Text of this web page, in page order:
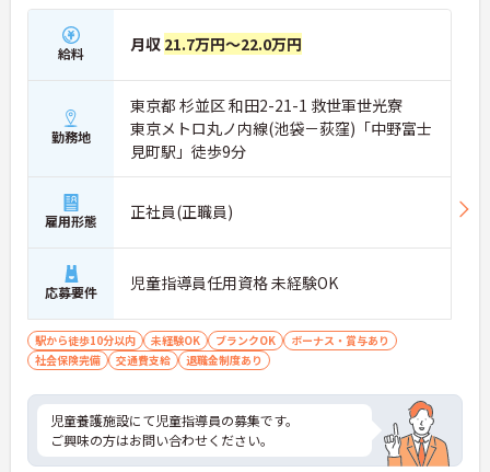
給料 月収 21.7万円～22.0万円
勤務地
東京都 杉並区 和田2-21-1 救世軍世光寮
東京メトロ丸ノ内線(池袋－荻窪)「中野富士
見町駅」徒歩9分
雇用形態 正社員(正職員)
応募要件 児童指導員任用資格 未経験OK
駅から徒歩10分以内 未経験OK ブランクOK
ボーナス・賞与あり
社会保険完備
交通費支給 退職金制度あり
児童養護施設にて児童指導員の募集です。
ご興味の方はお問い合わせください。